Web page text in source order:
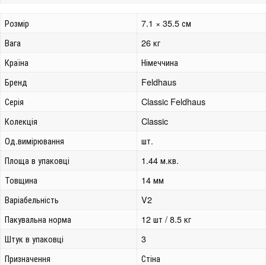
Розмір
7.1 × 35.5 см
Вага
26 кг
Країна
Німеччина
Бренд
Feldhaus
Серія
Classic Feldhaus
Колекція
Classic
Од.вимірювання
шт.
Площа в упаковці
1.44 м.кв.
Товщина
14 мм
Варіабельність
V2
Пакувальна норма
12 шт / 8.5 кг
Штук в упаковці
3
Призначення
Стіна